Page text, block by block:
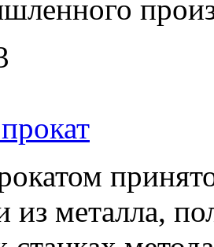
из металла,